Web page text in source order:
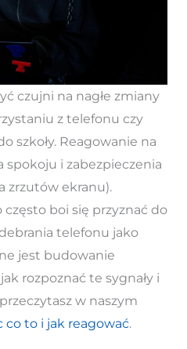
czujni na nagłe zmiany
z telefonu czy
szkoły. Reagowanie na
i zabezpieczenia
zrzutów ekranu).
boi się przyznać do
telefonu jako
jest budowanie
rozpoznać te sygnały i
w naszym
co to i jak reagować.